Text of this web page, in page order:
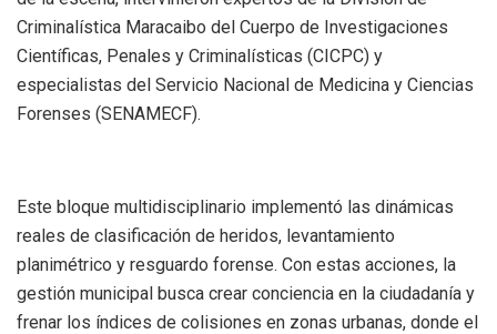
Criminalística Maracaibo del Cuerpo de Investigaciones
Científicas, Penales y Criminalísticas (CICPC) y
especialistas del Servicio Nacional de Medicina y Ciencias
Forenses (SENAMECF).
Este bloque multidisciplinario implementó las dinámicas
reales de clasificación de heridos, levantamiento
planimétrico y resguardo forense. Con estas acciones, la
gestión municipal busca crear conciencia en la ciudadanía y
frenar los índices de colisiones en zonas urbanas, donde el